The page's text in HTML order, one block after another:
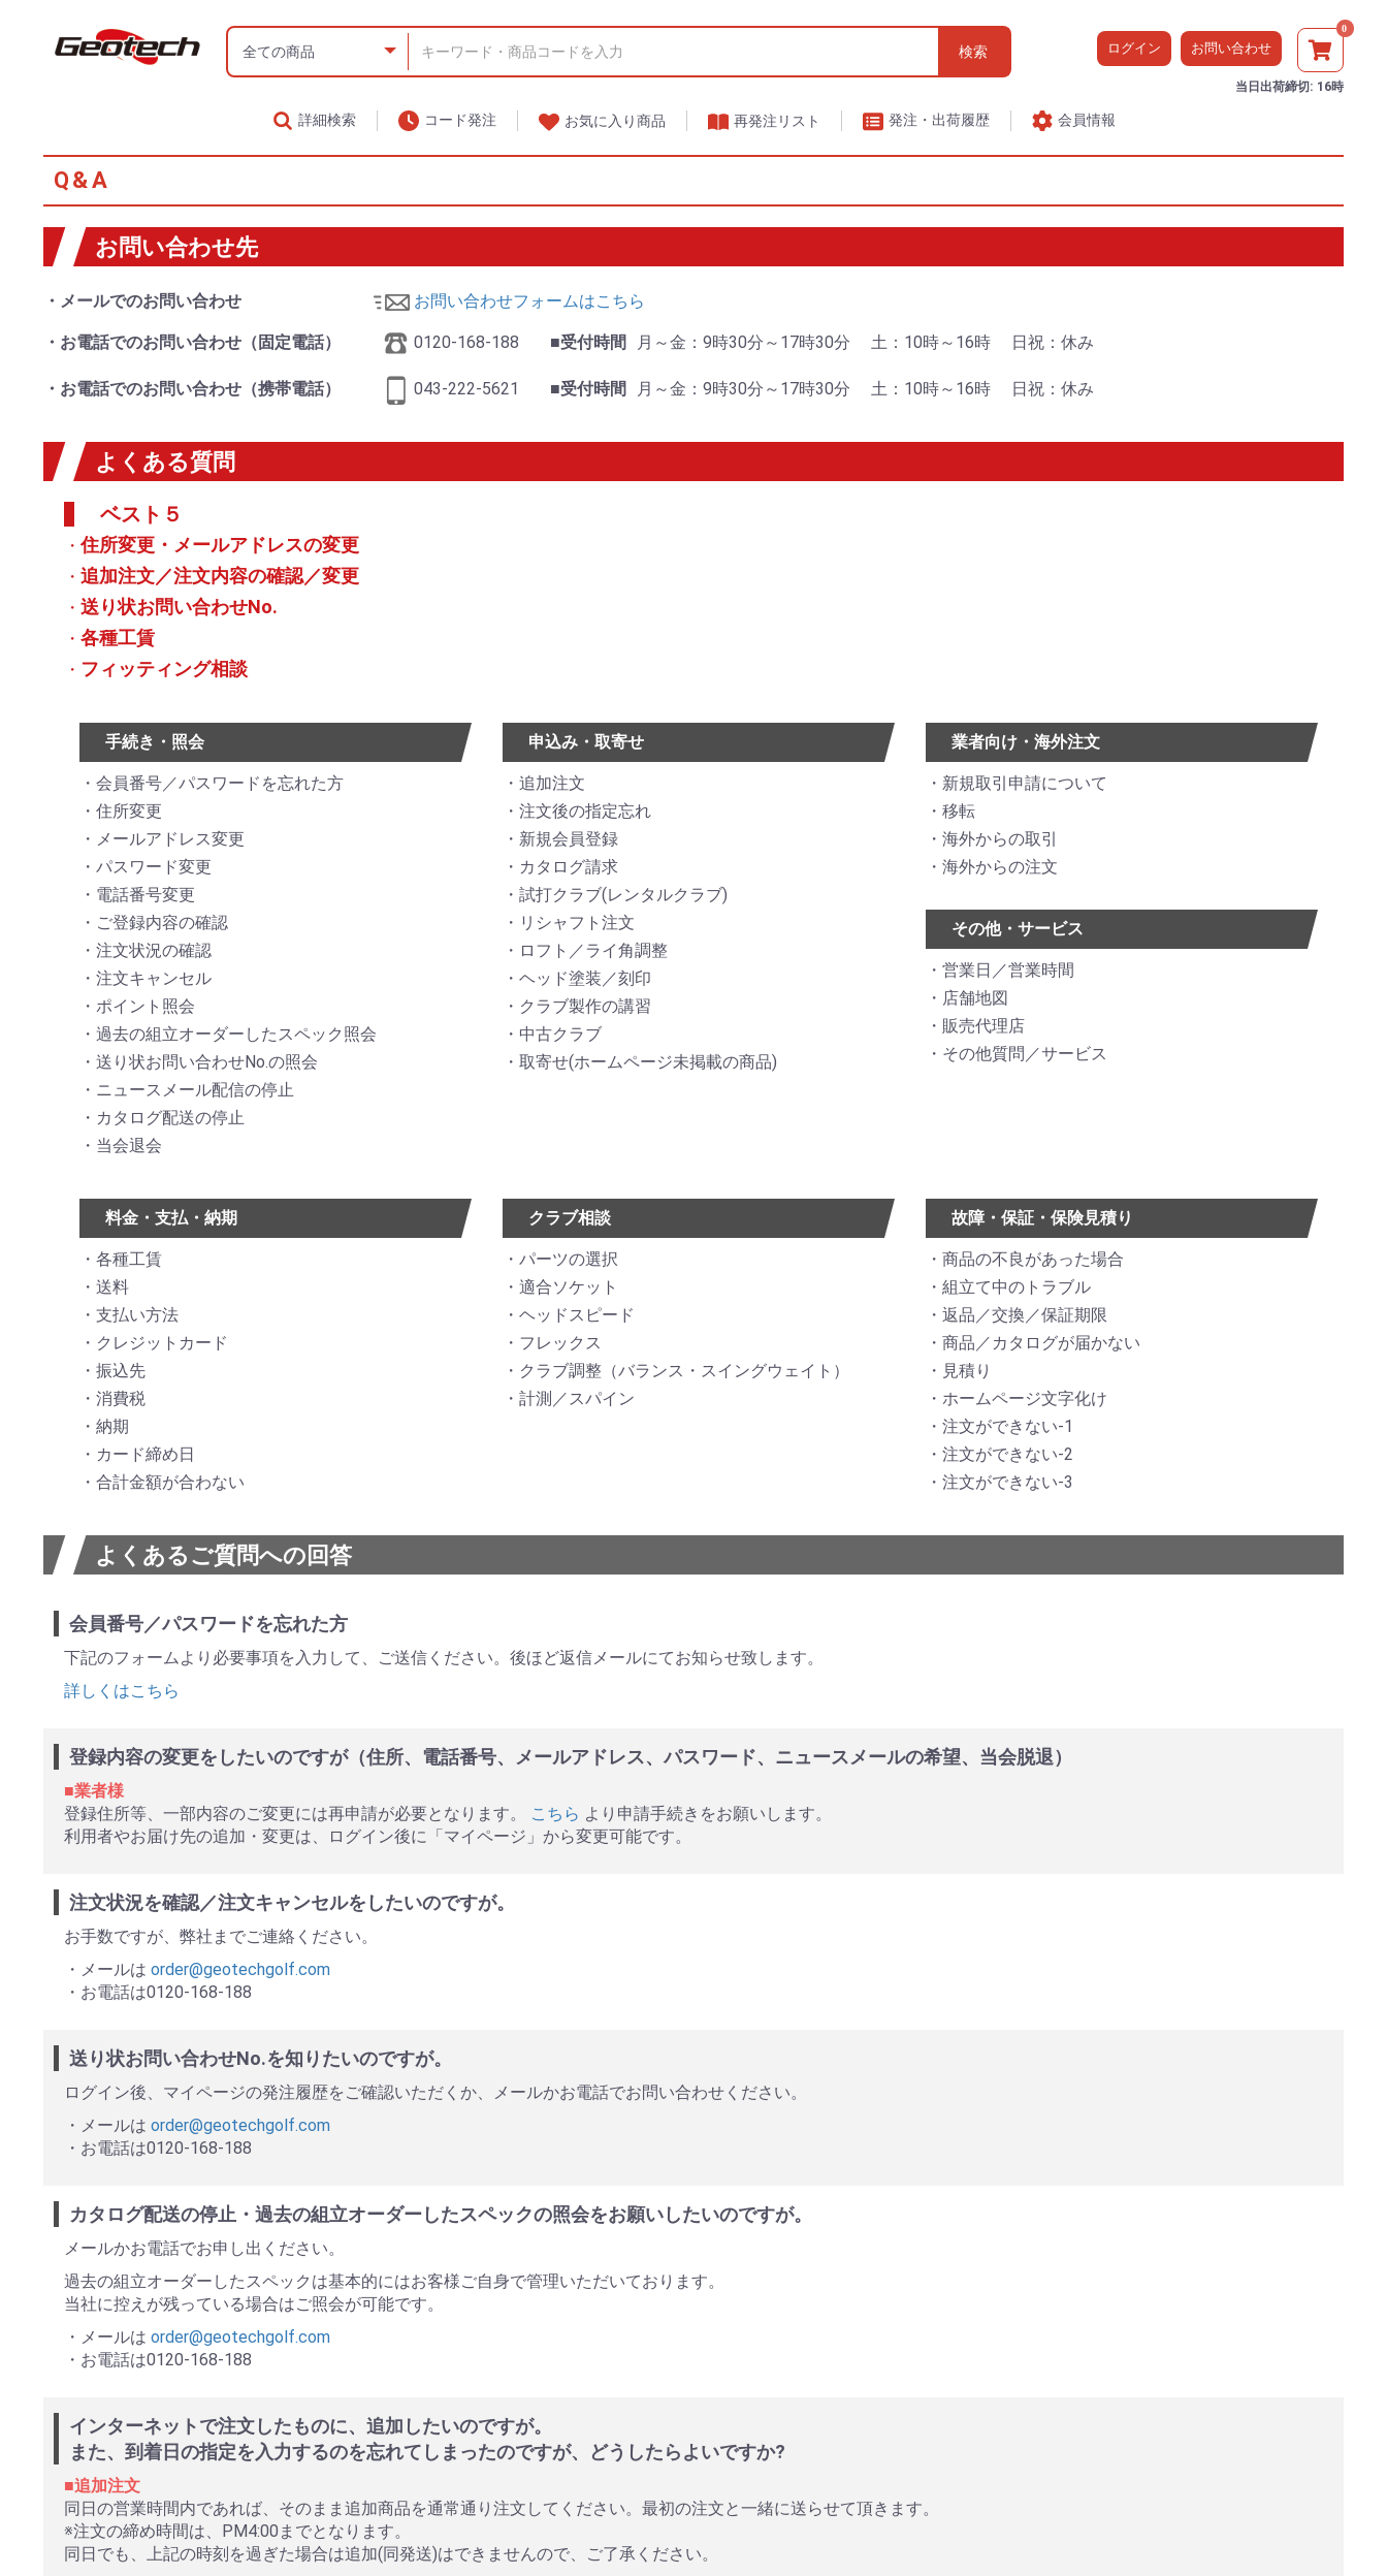
検索 ログイン お問い合わせ
0
当日出荷締切: 16時
詳細検索 コード発注 お気に入り商品 再発注リスト 発注・出荷履歴 会員情報
Q&A
お問い合わせ先
・メールでのお問い合わせ お問い合わせフォームはこちら
・お電話でのお問い合わせ（固定電話） 0120-168-188 ■受付時間 月～金：9時30分～17時30分 土：10時～16時 日祝：休み
・お電話でのお問い合わせ（携帯電話） 043-222-5621 ■受付時間 月～金：9時30分～17時30分 土：10時～16時 日祝：休み
よくある質問
ベスト５
住所変更・メールアドレスの変更
追加注文／注文内容の確認／変更
送り状お問い合わせNo.
各種工賃
フィッティング相談
手続き・照会
会員番号／パスワードを忘れた方
住所変更
メールアドレス変更
パスワード変更
電話番号変更
ご登録内容の確認
注文状況の確認
注文キャンセル
ポイント照会
過去の組立オーダーしたスペック照会
送り状お問い合わせNo.の照会
ニュースメール配信の停止
カタログ配送の停止
当会退会
申込み・取寄せ
追加注文
注文後の指定忘れ
新規会員登録
カタログ請求
試打クラブ(レンタルクラブ)
リシャフト注文
ロフト／ライ角調整
ヘッド塗装／刻印
クラブ製作の講習
中古クラブ
取寄せ(ホームページ未掲載の商品)
業者向け・海外注文
新規取引申請について
移転
海外からの取引
海外からの注文
その他・サービス
営業日／営業時間
店舗地図
販売代理店
その他質問／サービス
料金・支払・納期
各種工賃
送料
支払い方法
クレジットカード
振込先
消費税
納期
カード締め日
合計金額が合わない
クラブ相談
パーツの選択
適合ソケット
ヘッドスピード
フレックス
クラブ調整 （バランス・スイングウェイト）
計測／スパイン
故障・保証・保険見積り
商品の不良があった場合
組立て中のトラブル
返品／交換／保証期限
商品／カタログが届かない
見積り
ホームページ文字化け
注文ができない-1
注文ができない-2
注文ができない-3
よくあるご質問への回答
会員番号／パスワードを忘れた方
下記のフォームより必要事項を入力して、ご送信ください。後ほど返信メールにてお知らせ致します。
詳しくはこちら
登録内容の変更をしたいのですが（住所、電話番号、メールアドレス、パスワード、ニュースメールの希望、当会脱退）
■業者様
登録住所等、一部内容のご変更には再申請が必要となります。
こちら より申請手続きをお願いします。
利用者やお届け先の追加・変更は、ログイン後に「マイページ」から変更可能です。
注文状況を確認／注文キャンセルをしたいのですが。
お手数ですが、弊社までご連絡ください。
・メールは order@geotechgolf.com
・お電話は0120-168-188
送り状お問い合わせNo.を知りたいのですが。
ログイン後、マイページの発注履歴をご確認いただくか、メールかお電話でお問い合わせください。
・メールは order@geotechgolf.com
・お電話は0120-168-188
カタログ配送の停止・過去の組立オーダーしたスペックの照会をお願いしたいのですが。
メールかお電話でお申し出ください。
過去の組立オーダーしたスペックは基本的にはお客様ご自身で管理いただいております。
当社に控えが残っている場合はご照会が可能です。
・メールは order@geotechgolf.com
・お電話は0120-168-188
インターネットで注文したものに、追加したいのですが。
また、到着日の指定を入力するのを忘れてしまったのですが、どうしたらよいですか?
■追加注文
同日の営業時間内であれば、そのまま追加商品を通常通り注文してください。最初の注文と一緒に送らせて頂きます。
※注文の締め時間は、PM4:00までとなります。
同日でも、上記の時刻を過ぎた場合は追加(同発送)はできませんので、ご了承ください。